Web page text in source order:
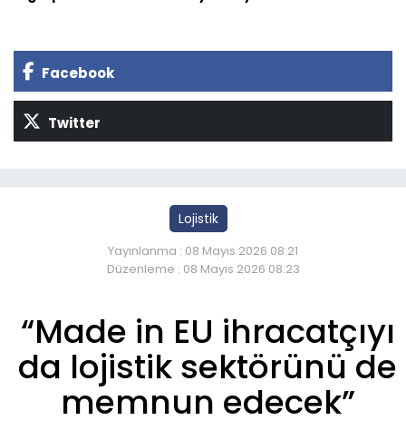
Facebook
Twitter
Lojistik
Yayınlanma : 08 Mayıs 2026 08:21
Düzenleme : 08 Mayıs 2026 08:23
“Made in EU ihracatçıyı
da lojistik sektörünü de
memnun edecek”